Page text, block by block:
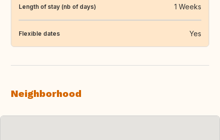
Length of stay (nb of days) 1 Weeks
Flexible dates Yes
Neighborhood